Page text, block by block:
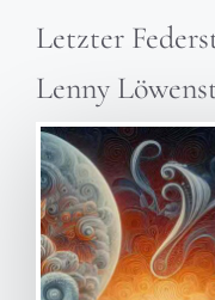
Letzter
Lenny